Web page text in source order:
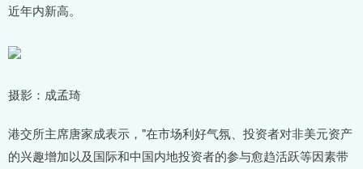
近年内新高。
摄影：成孟琦
港交所主席唐家成表示，"在市场利好气氛、投资者对非美元资产
的兴趣增加以及国际和中国内地投资者的参与愈趋活跃等因素带